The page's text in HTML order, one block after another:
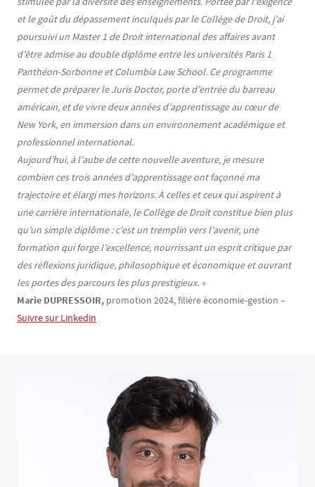
et le goût du dépassement inculqués par le Collège de Droit, j’ai
poursuivi un Master 1 de Droit international des affaires avant
d’être admise au double diplôme entre les universités Paris 1
Panthéon-Sorbonne et Columbia Law School. Ce programme
permet de préparer le Juris Doctor, porte d’entrée du barreau
américain, et de vivre deux années d’apprentissage au cœur de
New York, en immersion dans un environnement académique et
professionnel international.
Aujourd’hui, à l’aube de cette nouvelle aventure, je mesure
combien ces trois années d’apprentissage ont façonné ma
trajectoire et élargi mes horizons. À celles et ceux qui aspirent à
une carrière internationale, le Collège de Droit constitue bien plus
qu’un simple diplôme : c’est un tremplin vers l’avenir, une
formation qui forge l’excellence, nourrissant un esprit critique par
des réflexions juridique, philosophique et économique et ouvrant
les portes des parcours les plus prestigieux. »
Marie DUPRESSOIR, promotion 2024, filière économie-gestion –
Suivre sur Linkedin